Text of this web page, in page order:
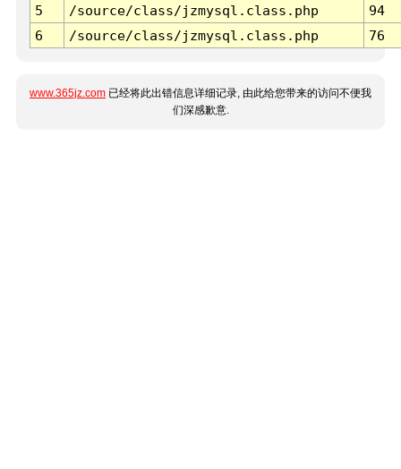
5
/source/class/jzmysql.class.php
94
6
/source/class/jzmysql.class.php 76
www.365jz.com 已经将此出错信息详细记录, 由此给您带来的访问不便我
们深感歉意.